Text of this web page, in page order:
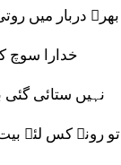
بھرے دربار میں
خدارا سوچ
نہیں ستائی
تو رونے کس لئے